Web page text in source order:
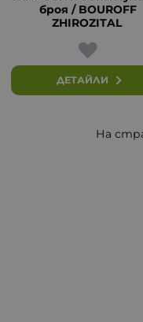
броя / BOUROFF
ZHIROZITAL
ДЕТАЙЛИ
На